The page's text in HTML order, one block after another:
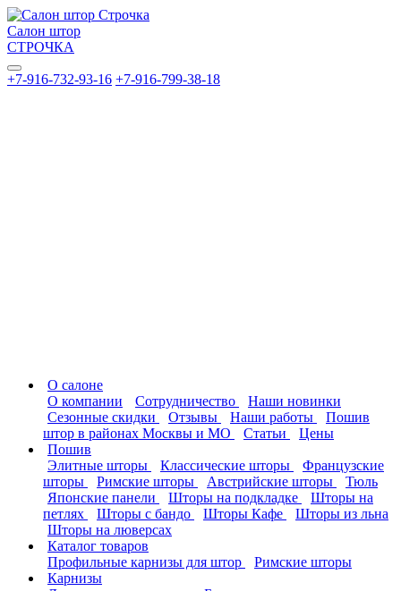
Салон штор
СТРОЧКА
+7-916-732-93-16 +7-916-799-38-18
О салоне
О компании
Сотрудничество
Наши новинки
Сезонные скидки
Отзывы Наши работы
Пошив
штор в районах Москвы и МО
Статьи
Цены
Пошив
Элитные шторы
Классические шторы
Французские
шторы
Римские шторы Австрийские шторы
Тюль
Японские панели
Шторы на подкладке
Шторы на
петлях
Шторы с бандо Шторы Кафе
Шторы из льна
Шторы на люверсах
Каталог товаров
Профильные карнизы для штор
Римские шторы
Карнизы